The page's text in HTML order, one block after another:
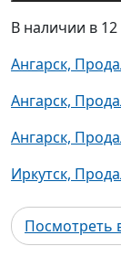
В наличии в
Ангарск,
Ангарск,
Ангарск,
Иркутск,
Посмотреть